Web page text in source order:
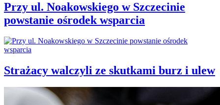
Przy ul. Noakowskiego w Szczecinie
powstanie ośrodek wsparcia
Strażacy walczyli ze skutkami burz i ulew